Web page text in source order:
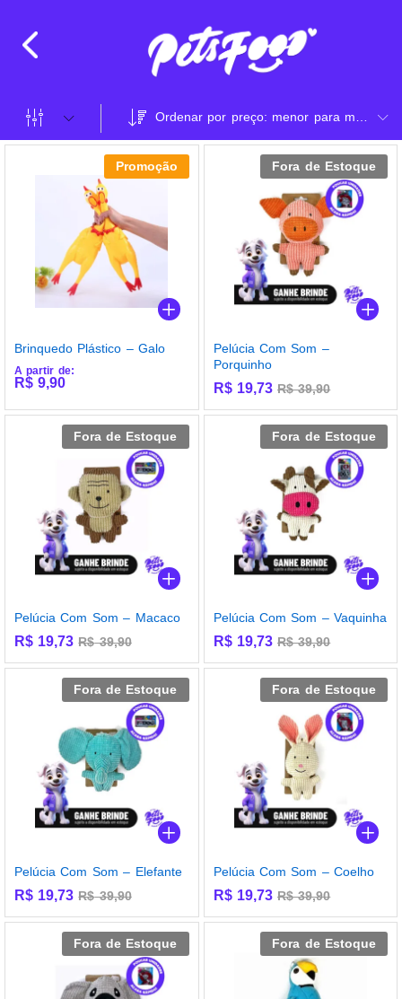
Promoção
Brinquedo Plástico – Galo
A partir de:
R$ 9,90
Fora de Estoque
Pelúcia Com Som –
Porquinho
R$19,73 R$39,90
Fora de Estoque
Pelúcia Com Som – Macaco
R$ 19,73 R$39,90
Fora de Estoque
Pelúcia Com Som – Vaquinha
R$19,73 R$39,90
Fora de Estoque
Pelúcia Com Som – Elefante
R$ 19,73 R$39,90
Fora de Estoque
Pelúcia Com Som – Coelho
R$19,73 R$39,90
Fora de Estoque Fora de Estoque